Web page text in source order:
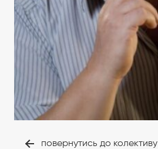
повернутись до колективу